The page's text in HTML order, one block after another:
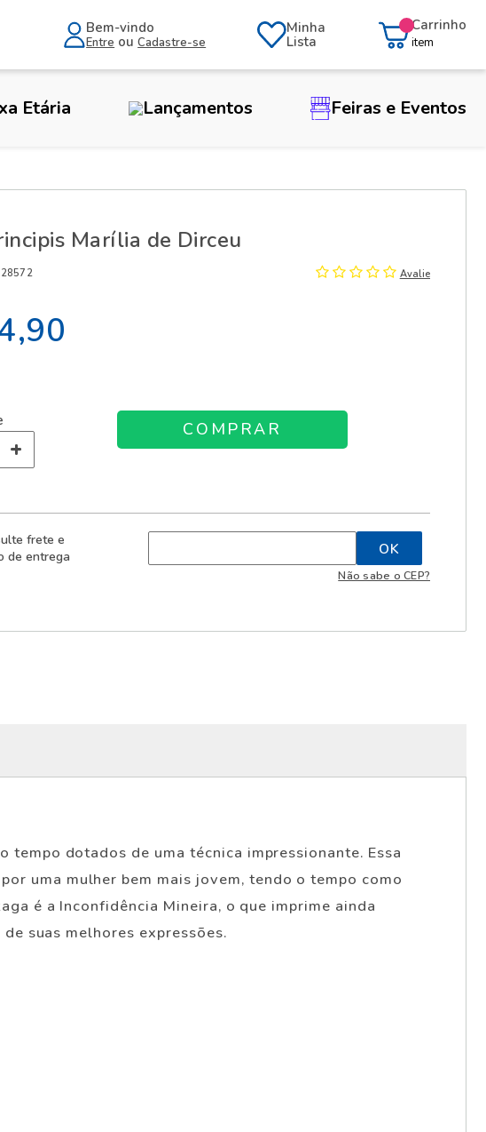
Bem-vindo
Entre ouCadastre-se
Minha
Lista
Carrinho
item
Etária Lançamentos Feiras e Eventos
Marília de Dirceu
Avalie
+
frete e
de entrega
Não sabe o CEP?
tempo dotados de uma técnica impressionante. Essa
uma mulher bem mais jovem, tendo o tempo como
é a Inconfidência Mineira, o que imprime ainda
suas melhores expressões.